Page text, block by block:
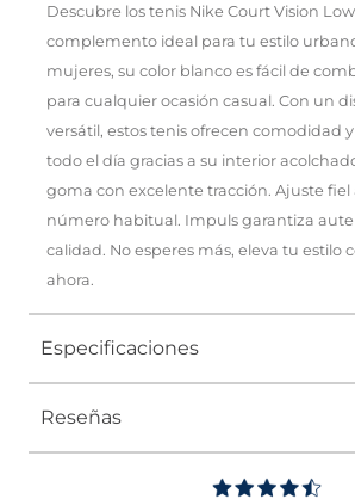
Descubre los tenis Nike Court Vision
complemento ideal para tu estilo
mujeres, su color blanco es fácil de
para cualquier ocasión casual. Con un
versátil, estos tenis ofrecen comodidad
todo el día gracias a su interior
goma con excelente tracción. Ajuste fiel
número habitual. Impuls garantiza
calidad. No esperes más, eleva tu estilo
ahora.
Especificaciones
Tipo
Reseñas